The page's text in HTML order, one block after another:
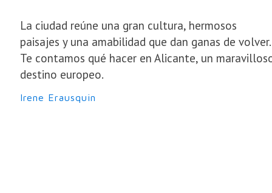
La ciudad reúne una gran cultura, hermosos
paisajes y una amabilidad que dan ganas de volver.
Te contamos qué hacer en Alicante, un
destino europeo.
Irene Erausquin